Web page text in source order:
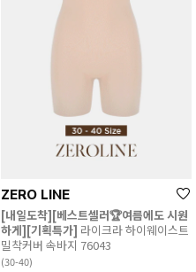
ZERO LINE
[내일도착][베스트셀러🏆여름에도 시원
하게][기획특가] 라이크라 하이웨이스트
밀착커버 속바지 76043
(30-40)